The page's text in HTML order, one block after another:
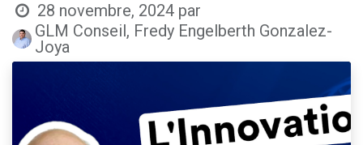
28 novembre, 2024 par
GLM Conseil, Fredy Engelberth Gonzalez-
Joya